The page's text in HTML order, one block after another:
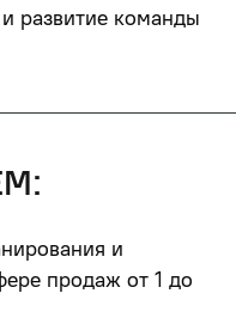
развитие команды
и
продаж от 1 до